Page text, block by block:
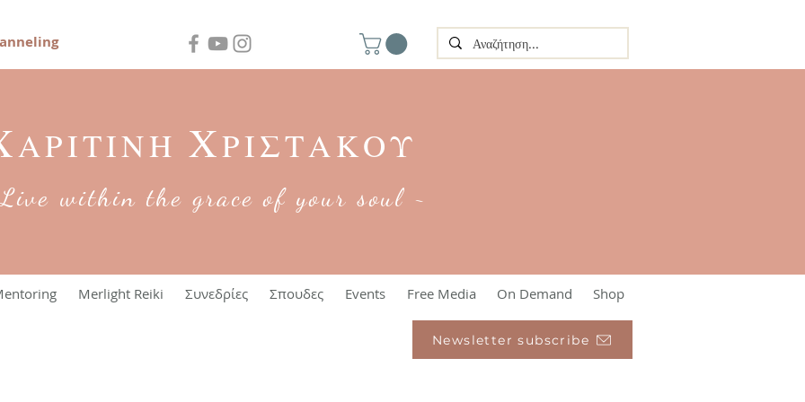
ΑΡΙΤΙΝΗ ΧΡΙΣΤΑΚΟΥ
within the grace of your soul ~
Merlight Reiki Συνεδρίες Σπουδες Events Free Media On Demand Shop
Newsletter subscribe